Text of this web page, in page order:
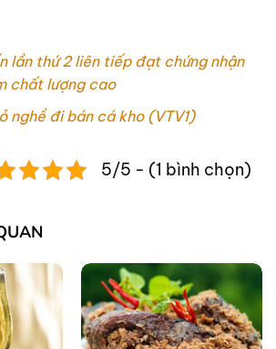
lần thứ 2 liên tiếp đạt chứng nhận
chất lượng cao
nghề đi bán cá kho (VTV1)
5/5 - (1 bình chọn)